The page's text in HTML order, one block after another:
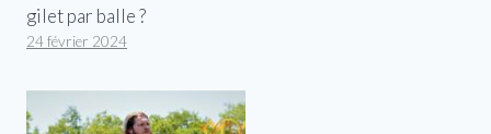
gilet par balle ?
24 février 2024